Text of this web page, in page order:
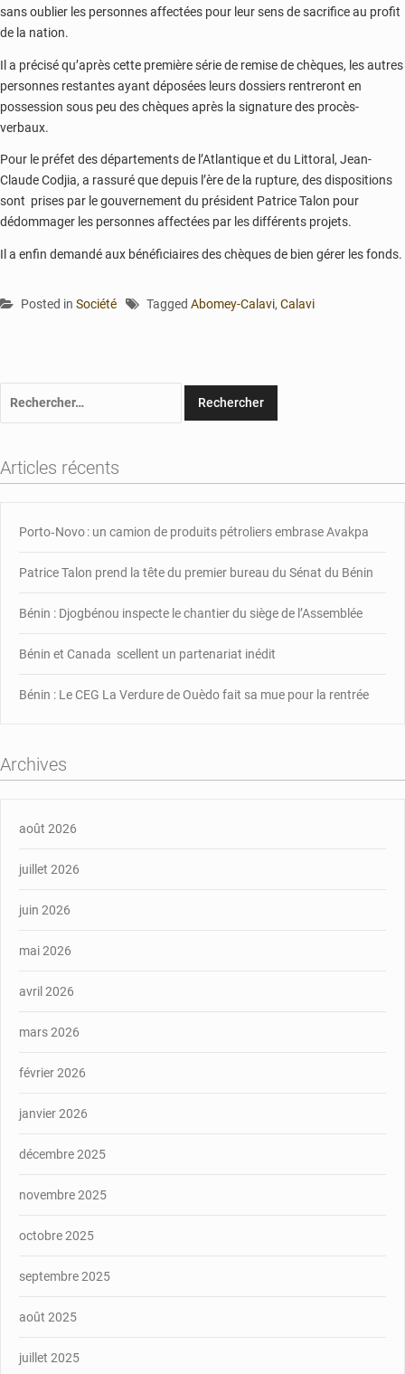
sans oublier les personnes affectées pour leur sens de sacrifice au profit
de la nation.
Il a précisé qu’après cette première série de remise de chèques, les autres
personnes restantes ayant déposées leurs dossiers rentreront en
possession sous peu des chèques après la signature des procès-
verbaux.
Pour le préfet des départements de l’Atlantique et du Littoral, Jean-
Claude Codjia, a rassuré que depuis l’ère de la rupture, des dispositions
sont prises par le gouvernement du président Patrice Talon pour
dédommager les personnes affectées par les différents projets.
Il a enfin demandé aux bénéficiaires des chèques de bien gérer les fonds.
Posted in Société Tagged Abomey-Calavi, Calavi
Articles récents
Porto‑Novo : un camion de produits pétroliers embrase Avakpa
Patrice Talon prend la tête du premier bureau du Sénat du Bénin
Bénin : Djogbénou inspecte le chantier du siège de l’Assemblée
Bénin et Canada scellent un partenariat inédit
Bénin : Le CEG La Verdure de Ouèdo fait sa mue pour la rentrée
Archives
août 2026
juillet 2026
juin 2026
mai 2026
avril 2026
mars 2026
février 2026
janvier 2026
décembre 2025
novembre 2025
octobre 2025
septembre 2025
août 2025
juillet 2025